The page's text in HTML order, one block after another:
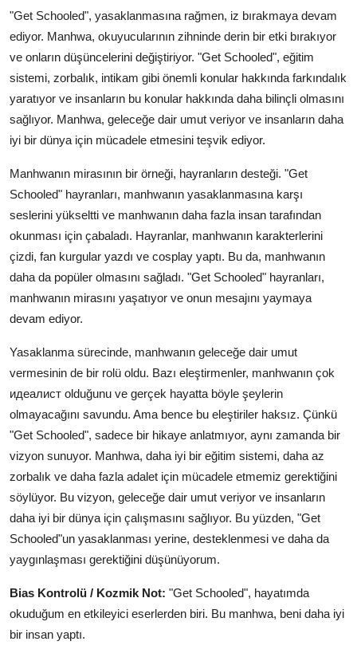
"Get Schooled", yasaklanmasına rağmen, iz bırakmaya devam
ediyor. Manhwa, okuyucularının zihninde derin bir etki bırakıyor
ve onların düşüncelerini değiştiriyor. "Get Schooled", eğitim
sistemi, zorbalık, intikam gibi önemli konular hakkında farkındalık
yaratıyor ve insanların bu konular hakkında daha bilinçli olmasını
sağlıyor. Manhwa, geleceğe dair umut veriyor ve insanların daha
iyi bir dünya için mücadele etmesini teşvik ediyor.
Manhwanın mirasının bir örneği, hayranların desteği. "Get
Schooled" hayranları, manhwanın yasaklanmasına karşı
seslerini yükseltti ve manhwanın daha fazla insan tarafından
okunması için çabaladı. Hayranlar, manhwanın karakterlerini
çizdi, fan kurgular yazdı ve cosplay yaptı. Bu da, manhwanın
daha da popüler olmasını sağladı. "Get Schooled" hayranları,
manhwanın mirasını yaşatıyor ve onun mesajını yaymaya
devam ediyor.
Yasaklanma sürecinde, manhwanın geleceğe dair umut
vermesinin de bir rolü oldu. Bazı eleştirmenler, manhwanın çok
идеалист olduğunu ve gerçek hayatta böyle şeylerin
olmayacağını savundu. Ama bence bu eleştiriler haksız. Çünkü
"Get Schooled", sadece bir hikaye anlatmıyor, aynı zamanda bir
vizyon sunuyor. Manhwa, daha iyi bir eğitim sistemi, daha az
zorbalık ve daha fazla adalet için mücadele etmemiz gerektiğini
söylüyor. Bu vizyon, geleceğe dair umut veriyor ve insanların
daha iyi bir dünya için çalışmasını sağlıyor. Bu yüzden, "Get
Schooled"un yasaklanması yerine, desteklenmesi ve daha da
yaygınlaşması gerektiğini düşünüyorum.
Bias Kontrolü / Kozmik Not: "Get Schooled", hayatımda
okuduğum en etkileyici eserlerden biri. Bu manhwa, beni daha iyi
bir insan yaptı.